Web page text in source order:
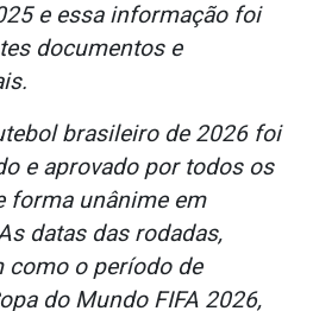
e essa informação foi
documentos e
brasileiro de 2026 foi
e aprovado por todos os
forma unânime em
datas das rodadas,
como o período de
do Mundo FIFA 2026,